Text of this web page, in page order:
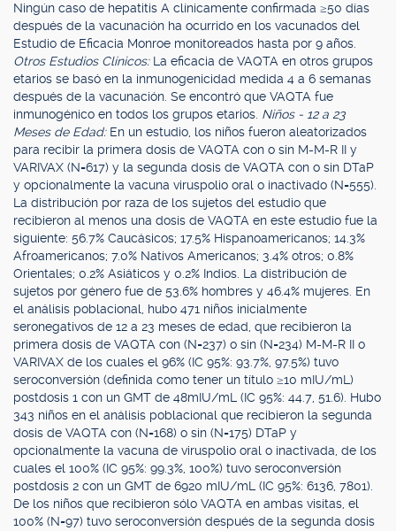
Ningún caso de hepatitis A clínicamente confirmada ≥50 días
después de la vacunación ha ocurrido en los vacunados del
Estudio de Eficacia Monroe monitoreados hasta por 9 años.
Otros Estudios Clínicos: La eficacia de VAQTA en otros grupos
etarios se basó en la inmunogenicidad medida 4 a 6 semanas
después de la vacunación. Se encontró que VAQTA fue
inmunogénico en todos los grupos etarios. Niños - 12 a 23
Meses de Edad: En un estudio, los niños fueron aleatorizados
para recibir la primera dosis de VAQTA con o sin M-M-R II y
VARIVAX (N=617) y la segunda dosis de VAQTA con o sin DTaP
y opcionalmente la vacuna viruspolio oral o inactivado (N=555).
La distribución por raza de los sujetos del estudio que
recibieron al menos una dosis de VAQTA en este estudio fue la
siguiente: 56.7% Caucásicos; 17.5% Hispanoamericanos; 14.3%
Afroamericanos; 7.0% Nativos Americanos; 3.4% otros; 0.8%
Orientales; 0.2% Asiáticos y 0.2% Indios. La distribución de
sujetos por género fue de 53.6% hombres y 46.4% mujeres. En
el análisis poblacional, hubo 471 niños inicialmente
seronegativos de 12 a 23 meses de edad, que recibieron la
primera dosis de VAQTA con (N=237) o sin (N=234) M-M-R II o
VARIVAX de los cuales el 96% (IC 95%: 93.7%, 97.5%) tuvo
seroconversión (definida como tener un título ≥10 mIU/mL)
postdosis 1 con un GMT de 48mIU/mL (IC 95%: 44.7, 51.6). Hubo
343 niños en el análisis poblacional que recibieron la segunda
dosis de VAQTA con (N=168) o sin (N=175) DTaP y
opcionalmente la vacuna de viruspolio oral o inactivada, de los
cuales el 100% (IC 95%: 99.3%, 100%) tuvo seroconversión
postdosis 2 con un GMT de 6920 mIU/mL (IC 95%: 6136, 7801).
De los niños que recibieron sólo VAQTA en ambas visitas, el
100% (N=97) tuvo seroconversión después de la segunda dosis